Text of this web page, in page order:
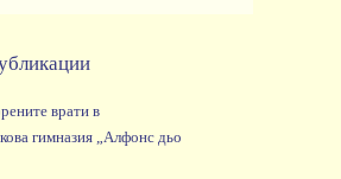
врати в
гимназия „Алфонс дьо